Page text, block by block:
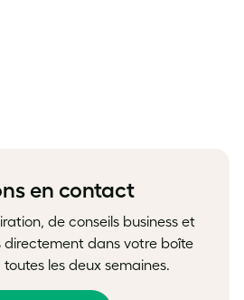
en contact
de conseils business et
directement dans votre boîte
les deux semaines.